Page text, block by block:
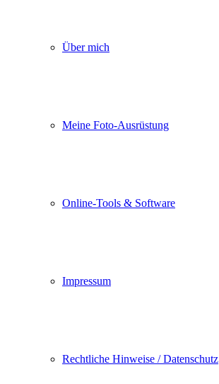
Über mich
Meine Foto-Ausrüstung
Online-Tools & Software
Impressum
Rechtliche Hinweise / Datenschutz